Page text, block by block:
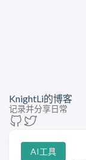
KnightLi的博客
记录并分享日常
AI工具